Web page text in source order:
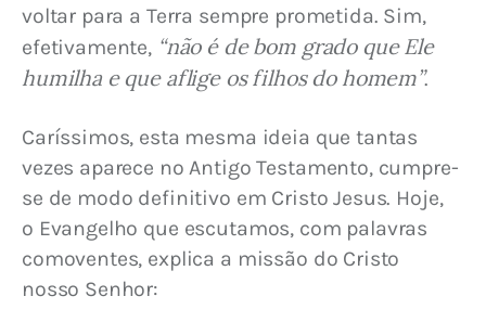
voltar para a Terra sempre prometida. Sim,
efetivamente, “não é de bom grado que Ele
humilha e que aflige os filhos do homem”.
Caríssimos, esta mesma ideia que tantas
vezes aparece no Antigo Testamento, cumpre-
se de modo definitivo em Cristo Jesus. Hoje,
o Evangelho que escutamos, com palavras
comoventes, explica a missão do Cristo
nosso Senhor: